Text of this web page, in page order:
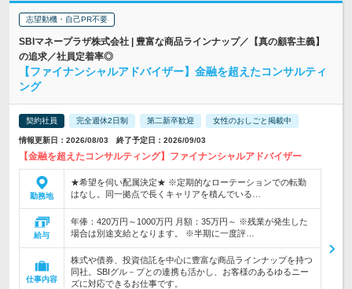
志望動機・自己PR不要
SBIマネープラザ株式会社 | 豊富な商品ラインナップ／【真の顧客主義】
の追求／社員定着率◎
【ファイナンシャルアドバイザー】金融を超えたコンサルティ
ング
契約社員 完全週休2日制 第二新卒歓迎 女性のおしごと掲載中
情報更新日：2026/08/03 終了予定日：2026/09/03
【金融を超えたコンサルティング】ファイナンシャルアドバイザー
勤務地
★希望を伺い配属決定★ ※定期的なローテーションでの転勤
はなし。同一拠点で長くキャリアを積んでいる…
給与
年俸：420万円～1000万円 月額：35万円～ ※残業が発生した
場合は別途支給となります。 ※半期に一度評…
仕事内容
株式や債券、投資信託を中心に豊富な商品ラインナップを持つ
同社。SBIグル－プとの連携も活かし、お客様のあるゆるニー
ズに対応できるお仕事です。